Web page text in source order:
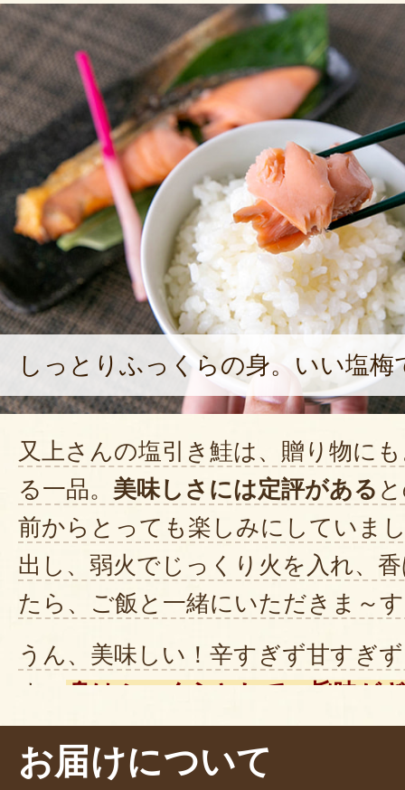
しっとりふっくらの身。いい塩梅
又上さんの塩引き鮭は、贈り物に
る一品。 美味しさには定評がある
前からとっても楽しみにしていま
出し、弱火でじっくり火を入れ、
たら、ご飯と一緒にいただきま～
うん、美味しい！辛すぎず甘すぎ
す。 身はふっくらとして、旨味が
ています。上品な味わいながら、
どんな世代の人からも好まれそう
お届けについて